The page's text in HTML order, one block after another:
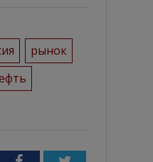
рынок